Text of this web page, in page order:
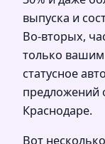
выпуска и
Во-вторых,
только
статусное
предложений
Краснодаре.
Вот